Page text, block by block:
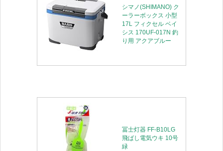
シマノ(SHIMANO) ク
ーラーボックス 小型
17L フィクセル ベイ
シス 170UF-017N 釣
り用 アクアブルー
冨士灯器 FF-B10LG
飛ばし電気ウキ 10号
緑